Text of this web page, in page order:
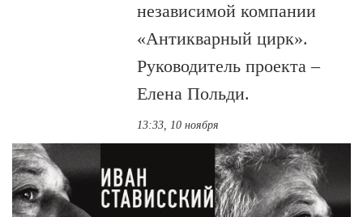
независимой компании
«Антикварный цирк».
Руководитель проекта –
Елена Польди.
13:33, 10 ноября